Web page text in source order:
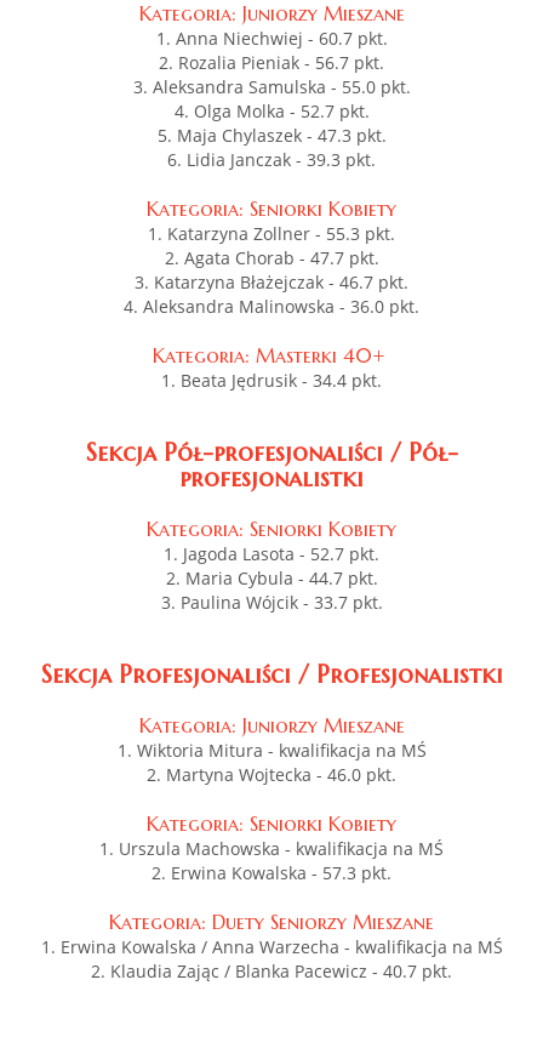
Kategoria: Juniorzy Mieszane
1. Anna Niechwiej - 60.7 pkt.
2. Rozalia Pieniak - 56.7 pkt.
3. Aleksandra Samulska - 55.0 pkt.
4. Olga Molka - 52.7 pkt.
5. Maja Chylaszek - 47.3 pkt.
6. Lidia Janczak - 39.3 pkt.
Kategoria: Seniorki Kobiety
1. Katarzyna Zollner - 55.3 pkt.
2. Agata Chorab - 47.7 pkt.
3. Katarzyna Błażejczak - 46.7 pkt.
4. Aleksandra Malinowska - 36.0 pkt.
Kategoria: Masterki 40+
1. Beata Jędrusik - 34.4 pkt.
Sekcja Pół-profesjonaliści / Pół-
profesjonalistki
Kategoria: Seniorki Kobiety
1. Jagoda Lasota - 52.7 pkt.
2. Maria Cybula - 44.7 pkt.
3. Paulina Wójcik - 33.7 pkt.
Sekcja Profesjonaliści / Profesjonalistki
Kategoria: Juniorzy Mieszane
1. Wiktoria Mitura - kwalifikacja na MŚ
2. Martyna Wojtecka - 46.0 pkt.
Kategoria: Seniorki Kobiety
1. Urszula Machowska - kwalifikacja na MŚ
2. Erwina Kowalska - 57.3 pkt.
Kategoria: Duety Seniorzy Mieszane
1. Erwina Kowalska / Anna Warzecha - kwalifikacja na MŚ
2. Klaudia Zając / Blanka Pacewicz - 40.7 pkt.